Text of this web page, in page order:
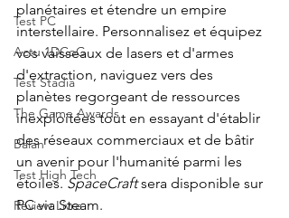
Test PC
Actu 1DCoG
Test Stadia
The Game Awards
Balan
Test High Tech
Review Livre
planétaires et étendre un empire
interstellaire. Personnalisez et équipez
vos vaisseaux de lasers et d'armes
d'extraction, naviguez vers des
planètes regorgeant de ressources
inexploitées tout en essayant d'établir
des réseaux commerciaux et de bâtir
un avenir pour l'humanité parmi les
étoiles. SpaceCraft sera disponible sur
PC via Steam.